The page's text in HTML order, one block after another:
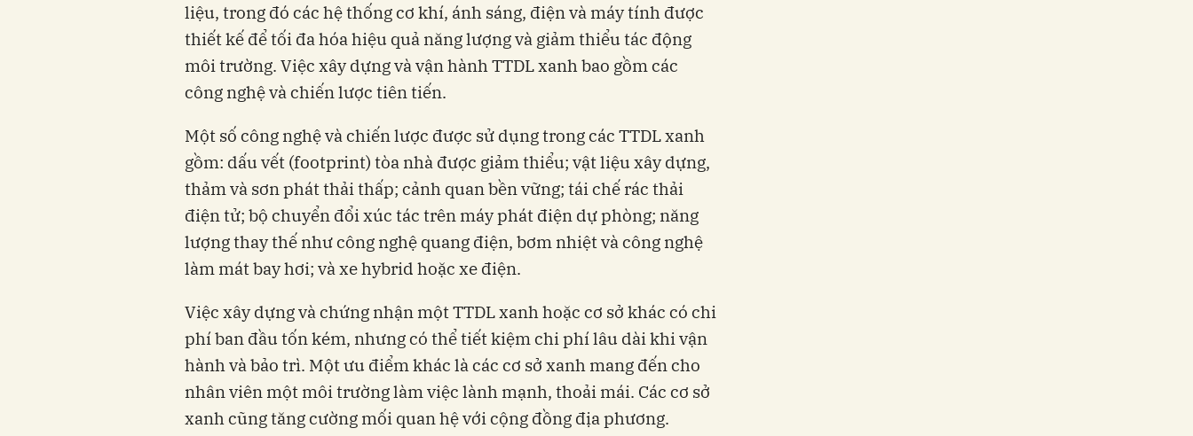
liệu, trong đó các hệ thống cơ khí, ánh sáng, điện và máy tính được
thiết kế để tối đa hóa hiệu quả năng lượng và giảm thiểu tác động
môi trường. Việc xây dựng và vận hành TTDL xanh bao gồm các
công nghệ và chiến lược tiên tiến.
Một số công nghệ và chiến lược được sử dụng trong các TTDL xanh
gồm: dấu vết (footprint) tòa nhà được giảm thiểu; vật liệu xây dựng,
thảm và sơn phát thải thấp; cảnh quan bền vững; tái chế rác thải
điện tử; bộ chuyển đổi xúc tác trên máy phát điện dự phòng; năng
lượng thay thế như công nghệ quang điện, bơm nhiệt và công nghệ
làm mát bay hơi; và xe hybrid hoặc xe điện.
Việc xây dựng và chứng nhận một TTDL xanh hoặc cơ sở khác có chi
phí ban đầu tốn kém, nhưng có thể tiết kiệm chi phí lâu dài khi vận
hành và bảo trì. Một ưu điểm khác là các cơ sở xanh mang đến cho
nhân viên một môi trường làm việc lành mạnh, thoải mái. Các cơ sở
xanh cũng tăng cường mối quan hệ với cộng đồng địa phương.